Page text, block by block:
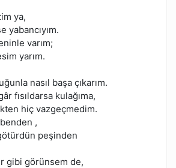
ya,
yabancıyım.
varım;
yarım.
nasıl başa çıkarım.
fısıldarsa kulağıma,
hiç vazgeçmedim.
,
peşinden
gibi görünsem de,